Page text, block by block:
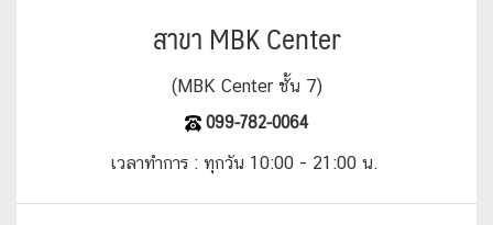
สาขา MBK Center
(MBK Center ชั้น 7)
099-782-0064
เวลาทำการ: ทุกวัน 10:00 - 21:00 น.